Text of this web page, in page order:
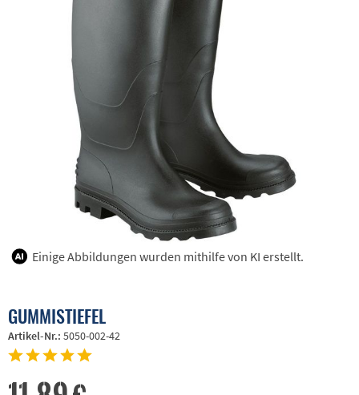
Einige Abbildungen wurden mithilfe von KI erstellt.
GUMMISTIEFEL
Artikel-Nr.: 5050-002-42